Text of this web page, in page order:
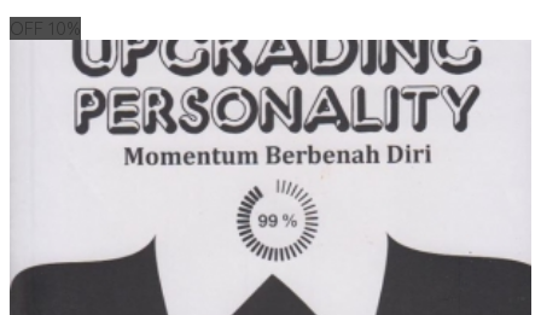
OFF 10%